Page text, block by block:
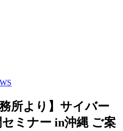
所より】サイバー
ミナー in沖縄 ご案